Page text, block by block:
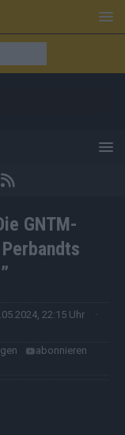
GNTM-
22:15 Uhr
·
abonnieren